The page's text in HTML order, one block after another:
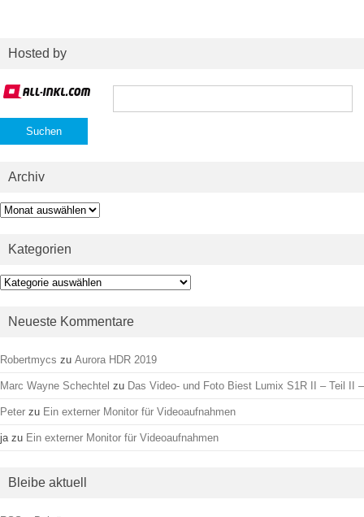
Hosted by
Suchen
Archiv
Archiv
Kategorien
Kategorien
Neueste Kommentare
Robertmycs zu Aurora HDR 2019
Marc Wayne Schechtel zu Das Video- und Foto Biest Lumix S1R II – Teil II –
Peter zu Ein externer Monitor für Videoaufnahmen
ja zu Ein externer Monitor für Videoaufnahmen
Bleibe aktuell